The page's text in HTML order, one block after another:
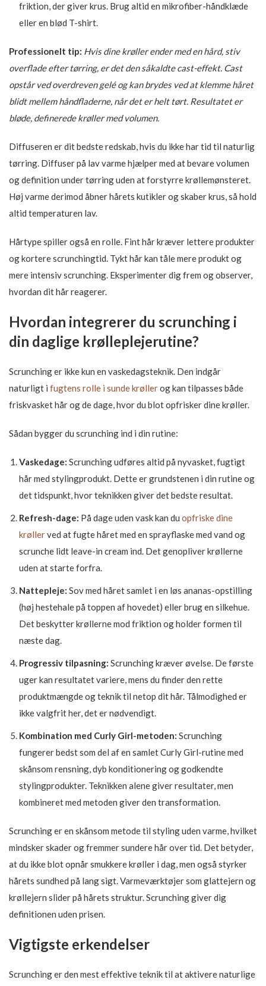
friktion, der giver krus. Brug altid en mikrofiber-håndklæde
eller en blød T-shirt.
Professionelt tip: Hvis dine krøller ender med en hård, stiv
overflade efter tørring, er det den såkaldte cast-effekt. Cast
opstår ved overdreven gelé og kan brydes ved at klemme håret
blidt mellem håndfladerne, når det er helt tørt. Resultatet er
bløde, definerede krøller med volumen.
Diffuseren er dit bedste redskab, hvis du ikke har tid til naturlig
tørring. Diffuser på lav varme hjælper med at bevare volumen
og definition under tørring uden at forstyrre krøllemønsteret.
Høj varme derimod åbner hårets kutikler og skaber krus, så hold
altid temperaturen lav.
Hårtype spiller også en rolle. Fint hår kræver lettere produkter
og kortere scrunchingtid. Tykt hår kan tåle mere produkt og
mere intensiv scrunching. Eksperimenter dig frem og observer,
hvordan dit hår reagerer.
Hvordan integrerer du scrunching i
din daglige krølleplejerutine?
Scrunching er ikke kun en vaskedagsteknik. Den indgår
naturligt i fugtens rolle i sunde krøllerog kan tilpasses både
friskvasket hår og de dage, hvor du blot opfrisker dine krøller.
Sådan bygger du scrunching ind i din rutine:
Vaskedage: Scrunching udføres altid på nyvasket, fugtigt
hår med stylingprodukt. Dette er grundstenen i din rutine og
det tidspunkt, hvor teknikken giver det bedste resultat.
Refresh-dage: På dage uden vask kan du opfriske dine
krøllerved at fugte håret med en sprayflaske med vand og
scrunche lidt leave-in cream ind. Det genopliver krøllerne
uden at starte forfra.
Nattepleje: Sov med håret samlet i en løs ananas-opstilling
(høj hestehale på toppen af hovedet) eller brug en silkehue.
Det beskytter krøllerne mod friktion og holder formen til
næste dag.
Progressiv tilpasning: Scrunching kræver øvelse. De første
uger kan resultatet variere, mens du finder den rette
produktmængde og teknik til netop dit hår. Tålmodighed er
ikke valgfrit her, det er nødvendigt.
Kombination med Curly Girl-metoden: Scrunching
fungerer bedst som del af en samlet Curly Girl-rutine med
skånsom rensning, dyb konditionering og godkendte
stylingprodukter. Teknikken alene giver resultater, men
kombineret med metoden giver den transformation.
Scrunching er en skånsom metode til styling uden varme, hvilket
mindsker skader og fremmer sundere hår over tid. Det betyder,
at du ikke blot opnår smukkere krøller i dag, men også styrker
hårets sundhed på lang sigt. Varmeværktøjer som glattejern og
krøllejern slider på hårets struktur. Scrunching giver dig
definitionen uden prisen.
Vigtigste erkendelser
Scrunching er den mest effektive teknik til at aktivere naturlige